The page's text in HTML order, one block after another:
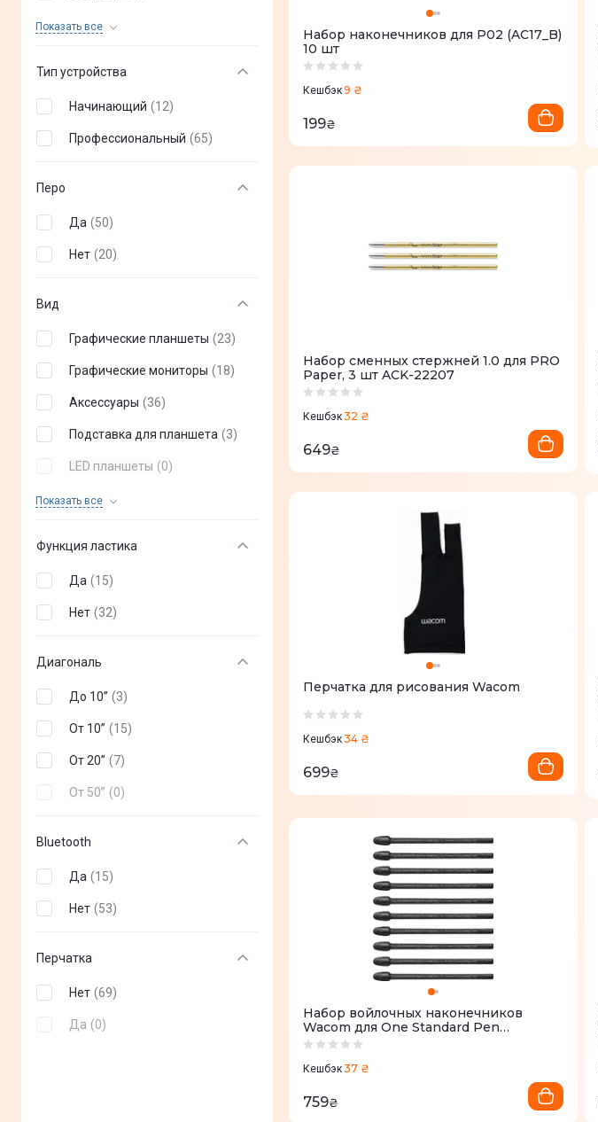
Показать все
VEIKK +16
Тип устройства
Начинающий (12)
Профессиональный (65)
Перо
Да (50)
Нет (20)
Вид
Графические планшеты (23)
Графические мониторы (18)
Аксессуары (36)
Подставка для планшета (3)
LED планшеты (0)
Показать всеСенсорная панель
Функция ластика
Да (15)
Нет (32)
Диагональ
До 10” (3)
От 10” (15)
От 20” (7)
От 50” (0)
Bluetooth
Да (15)
Нет (53)
Перчатка
Нет (69)
Да (0)
Набор наконечников для P02 (AC17_B)
10 шт
Кешбэк9 ₴
199₴
Набор сменных стержней 1.0 для PRO
Paper, 3 шт ACK-22207
Кешбэк32 ₴
649₴
Перчатка для рисования Wacom
Кешбэк34 ₴
699₴
Набор войлочных наконечников
Wacom для One Standard Pen
(CP92303B2Z) 10 шт
Кешбэк37 ₴
759₴